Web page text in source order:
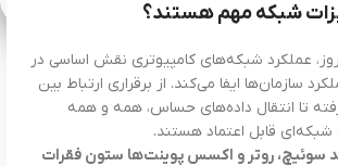
شبکه مهم هستند؟
عملکرد شبکه‌های کامپیوتری نقش اساسی در
سازمان‌ها ایفا می‌کند. از برقراری ارتباط بین
تا انتقال داده‌های حساس، همه و همه
قابل اعتماد هستند.
سوئیچ، روتر و اکسس پوینت‌ها ستون فقرات